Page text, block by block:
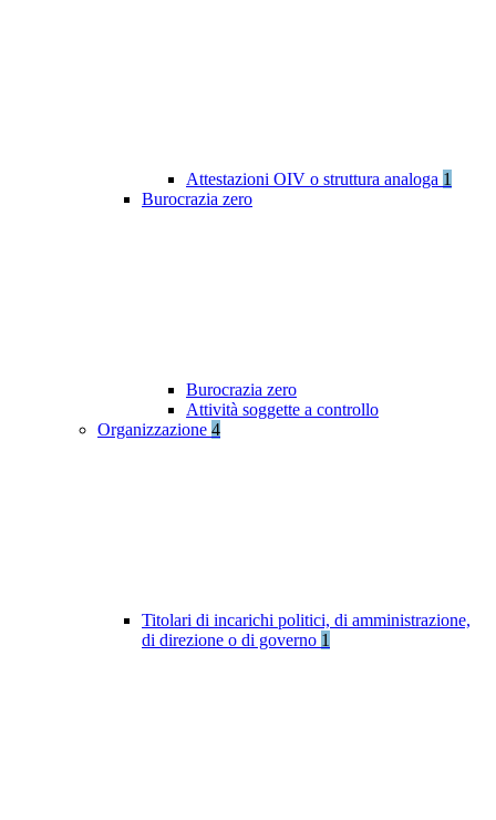
Attestazioni OIV o struttura analoga 1
Burocrazia zero
Burocrazia zero
Attività soggette a controllo
Organizzazione 4
Titolari di incarichi politici, di amministrazione,
di direzione o di governo 1